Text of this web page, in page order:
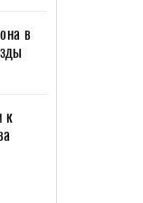
в
к